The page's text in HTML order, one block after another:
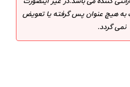
به هیچ عنوان پس گرفته یا تعویض
نمی گردد.